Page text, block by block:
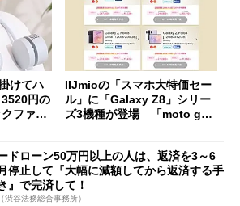
けてハ
円の
クファ
IIJmioの「スマホ大特価セー
ル」に「Galaxy Z8」シリー
ズ3機種が登場 「moto g37
ドローン50万円以上の人は、返済を3～6
停止して『大幅に減額してから返済する手
』で完済して！
渋谷法務総合事務所）